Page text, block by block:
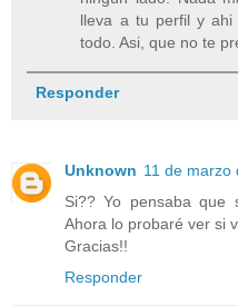
lleva a tu perfil y
todo. Asi, que no te
Responder
Unknown 11 de marzo
Si?? Yo pensaba que
Ahora lo probaré ver si
Gracias!!
Responder